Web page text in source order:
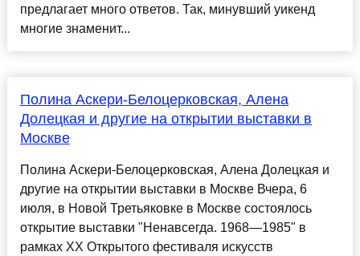
предлагает много ответов. Так, минувший уикенд
многие знаменит...
Полина Аскери-Белоцерковская, Алена
Долецкая и другие на открытии выставки в
Москве
Полина Аскери-Белоцерковская, Алена Долецкая и
другие на открытии выставки в Москве Вчера, 6
июля, в Новой Третьяковке в Москве состоялось
открытие выставки "Ненавсегда. 1968—1985" в
рамках XX Открытого фестиваля искусств